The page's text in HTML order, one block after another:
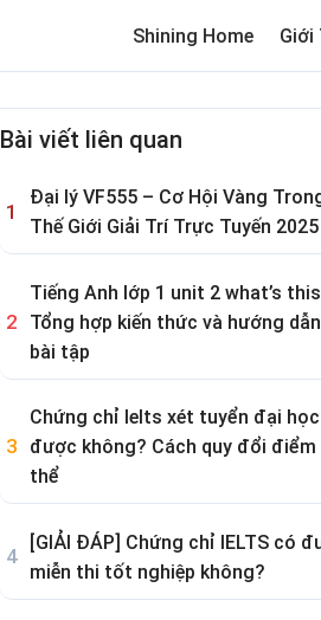
Shining Home Giới
MemeReview trường cho bé
Bài viết liên quan
Đại lý VF555 – Cơ Hội Vàng
Thế Giới Giải Trí Trực Tuyến 2025
Tiếng Anh lớp 1 unit 2 what’s
Tổng hợp kiến thức và hướng
bài tập
Chứng chỉ Ielts xét tuyển đại học
được không? Cách quy đổi điểm
thể
[GIẢI ĐÁP] Chứng chỉ IELTS có
miễn thi tốt nghiệp không?